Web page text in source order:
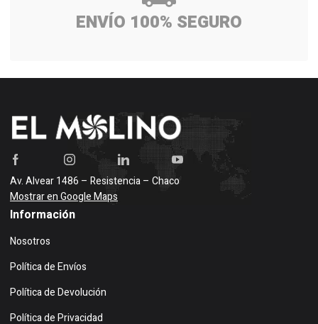
ENVÍO 100% SEGURO
Av. Alvear 1486 – Resistencia – Chaco
Mostrar en Google Maps
Información
Nosotros
Política de Envíos
Política de Devolución
Política de Privacidad